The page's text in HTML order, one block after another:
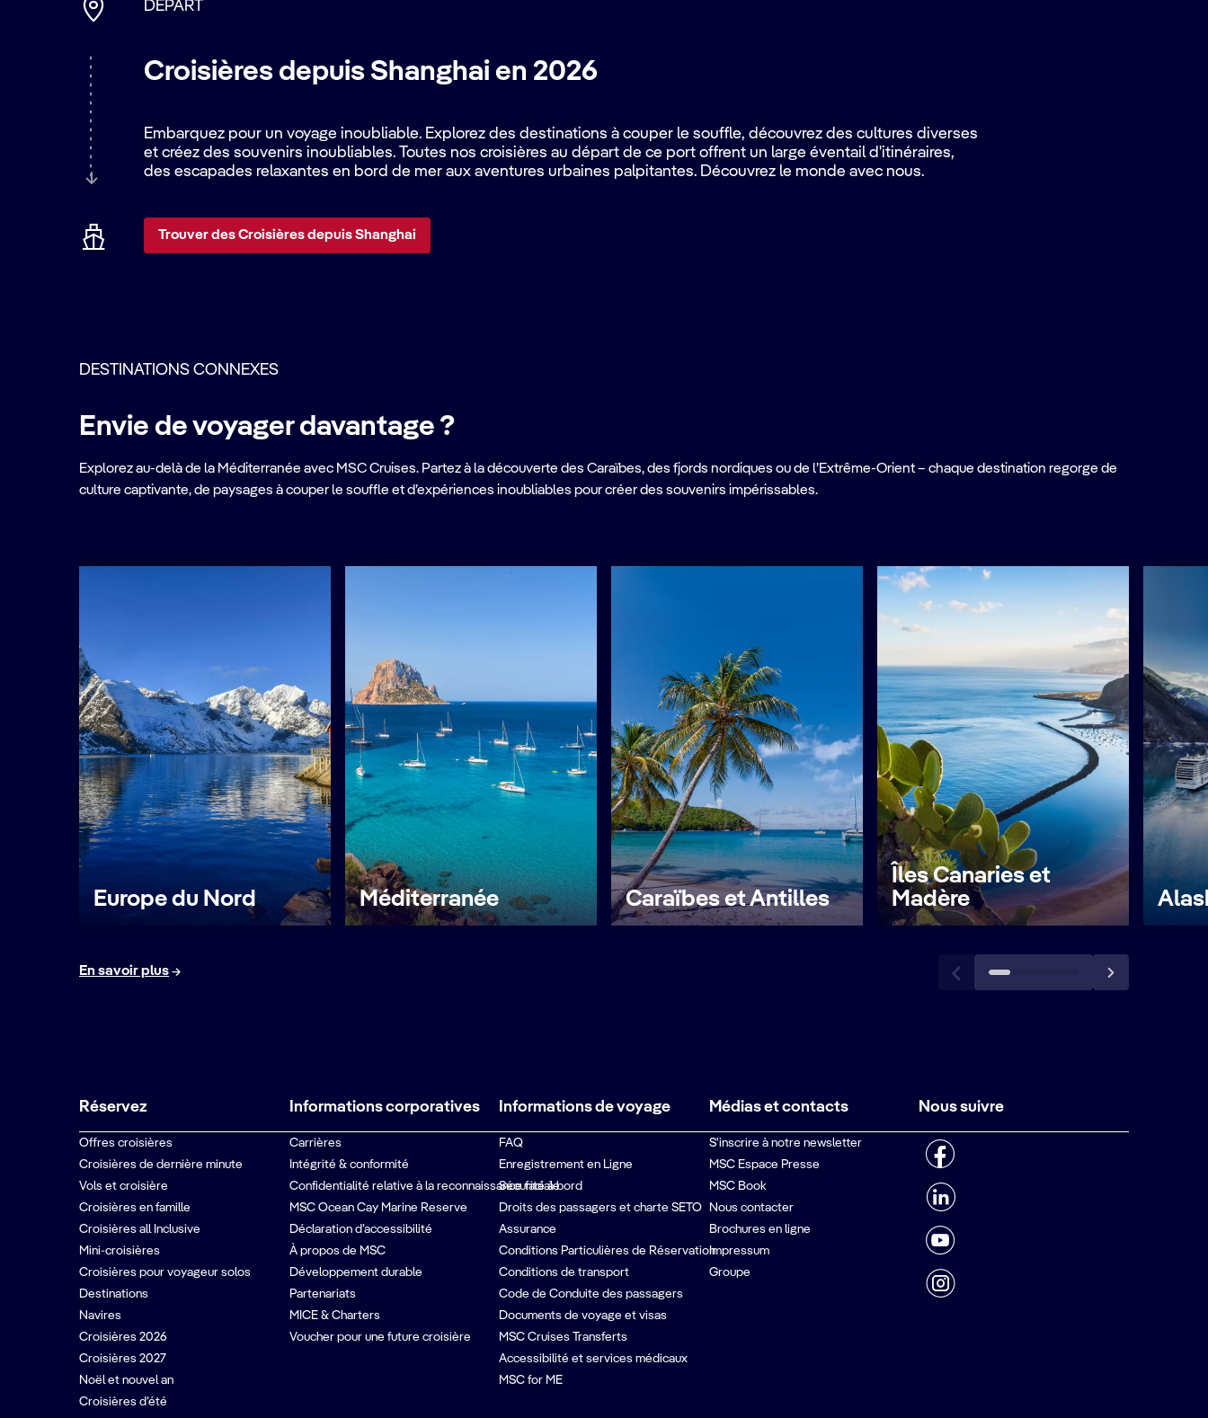
DÉPART
Croisières depuis Shanghai en 2026
Embarquez pour un voyage inoubliable. Explorez des destinations à couper le souffle, découvrez des cultures diverses
et créez des souvenirs inoubliables. Toutes nos croisières au départ de ce port offrent un large éventail d'itinéraires,
des escapades relaxantes en bord de mer aux aventures urbaines palpitantes. Découvrez le monde avec nous.
Trouver des Croisières depuis Shanghai
DESTINATIONS CONNEXES
Envie de voyager davantage ?
Explorez au-delà de la Méditerranée avec MSC Cruises. Partez à la découverte des Caraïbes, des fjords nordiques ou de l’Extrême-Orient – chaque destination regorge de
culture captivante, de paysages à couper le souffle et d’expériences inoubliables pour créer des souvenirs impérissables.
Europe du Nord Méditerranée Caraïbes et Antilles
Îles Canaries et
Madère
En savoir plus
Réservez
Offres croisières
Croisières de dernière minute
Vols et croisière
Croisières en famille
Croisières all Inclusive
Mini-croisières
Croisières pour voyageur solos
Destinations
Navires
Croisières 2026
Croisières 2027
Noël et nouvel an
Croisières d’été
Informations corporatives
Carrières
Intégrité & conformité
Confidentialité relative à la reconnaissance faciale
MSC Ocean Cay Marine Reserve
Déclaration d’accessibilité
À propos de MSC
Développement durable
Partenariats
MICE & Charters
Voucher pour une future croisière
Informations de voyage
FAQ
Enregistrement en Ligne
Sécurité à bord
Droits des passagers et charte SETO
Assurance
Conditions Particulières de Réservation
Conditions de transport
Code de Conduite des passagers
Documents de voyage et visas
MSC Cruises Transferts
Accessibilité et services médicaux
MSC for ME
Médias et contacts
S'inscrire à notre newsletter
MSC Espace Presse
MSC Book
Nous contacter
Brochures en ligne
Impressum
Groupe
Nous suivre